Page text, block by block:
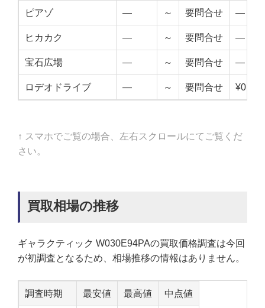
ピアゾ — ～ 要問合せ —
ヒカカク — ～ 要問合せ —
宝石広場 — ～ 要問合せ —
ロデオドライブ — ～ 要問合せ ¥0
↑ スマホでご覧の場合、左右スクロールにてご覧くだ
さい。
買取相場の推移
ギャラクティック W030E94PAの買取価格調査は今回
が初調査となるため、相場推移の情報はありません。
調査時期 最安値 最高値 中点値